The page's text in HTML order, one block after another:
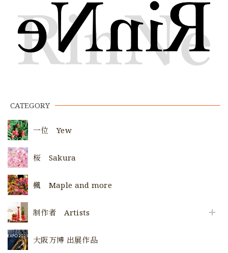
CATEGORY
一位 Yew
桜 Sakura
楓 Maple and more
制作者 Artists
大阪万博 出展作品